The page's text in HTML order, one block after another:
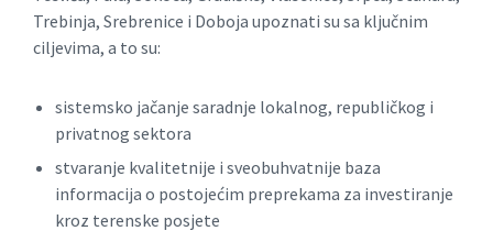
Trebinja, Srebrenice i Doboja upoznati su sa ključnim
ciljevima, a to su:
sistemsko jačanje saradnje lokalnog, republičkog i
privatnog sektora
stvaranje kvalitetnije i sveobuhvatnije baza
informacija o postojećim preprekama za investiranje
kroz terenske posjete